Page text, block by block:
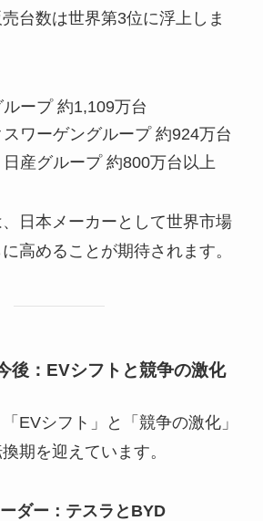
台数は世界第3位に浮上しま
ループ 約1,109万台
ワーゲングループ 約924万台
日産グループ 約800万台以上
日本メーカーとして世界市場
高めることが期待されます。
後：EVシフトと競争の激化
EVシフト」と「競争の激化」
期を迎えています。
ダー：テスラとBYD